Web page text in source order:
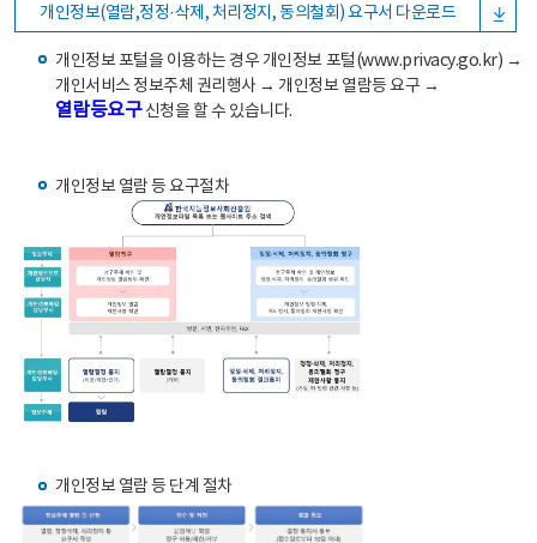
개인정보(열람,정정·삭제, 처리정지, 동의철회) 요구서 다운로드
개인정보 포털을 이용하는 경우 개인정보 포털(www.privacy.go.kr) →
개인서비스 정보주체 권리행사 → 개인정보 열람등 요구 →
열람등요구신청을 할 수 있습니다.
개인정보 열람 등 요구절차
개인정보 열람 등 단계 절차